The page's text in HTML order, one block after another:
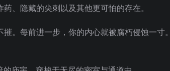
、隐藏的尖刺以及其他更可怕的存在。
。每前进一步，你的内心就被腐朽侵蚀一寸